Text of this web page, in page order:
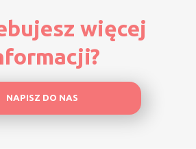
więcej
NAPISZ DO NAS